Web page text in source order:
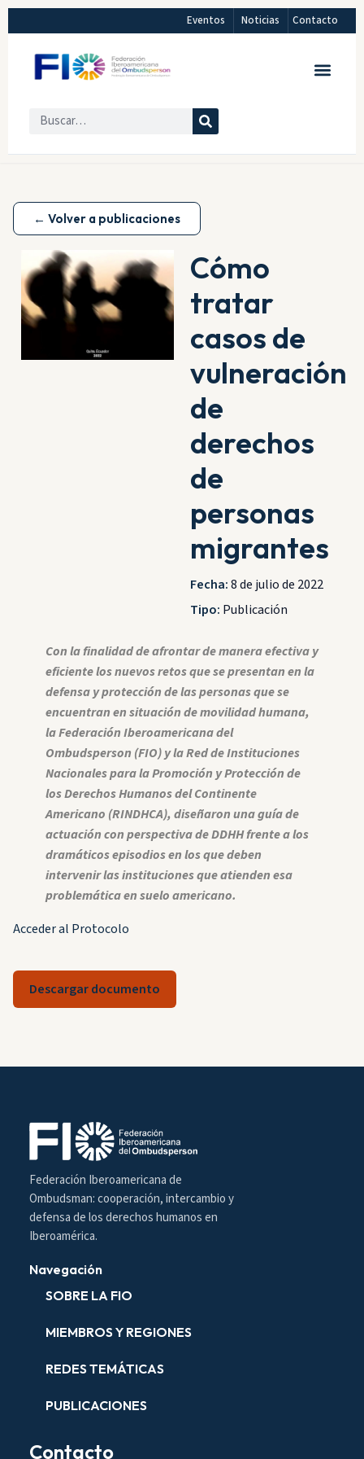
Eventos Noticias Contacto
← Volver a publicaciones
Cómo
tratar
casos de
vulneración
de
derechos
de
personas
migrantes
Fecha:8 de julio de 2022
Tipo: Publicación
Con la finalidad de afrontar de manera efectiva y
eficiente los nuevos retos que se presentan en la
defensa y protección de las personas que se
encuentran en situación de movilidad humana,
la Federación Iberoamericana del
Ombudsperson (FIO) y la Red de Instituciones
Nacionales para la Promoción y Protección de
los Derechos Humanos del Continente
Americano (RINDHCA), diseñaron una guía de
actuación con perspectiva de DDHH frente a los
dramáticos episodios en los que deben
intervenir las instituciones que atienden esa
problemática en suelo americano.
Acceder al Protocolo
Descargar documento
Federación Iberoamericana de
Ombudsman: cooperación, intercambio y
defensa de los derechos humanos en
Iberoamérica.
Navegación
SOBRE LA FIO
MIEMBROS Y REGIONES
REDES TEMÁTICAS
PUBLICACIONES
Contacto